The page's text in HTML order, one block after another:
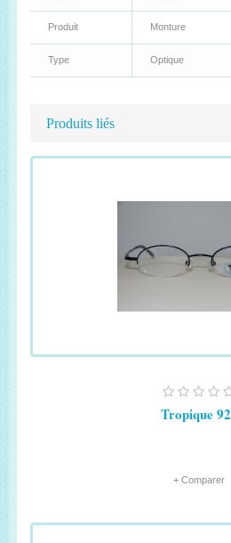
Produit Monture
Type Optique
Produits liés
Tropique
+ Comparer